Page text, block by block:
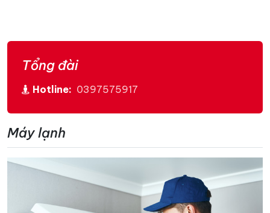
Tổng đài
Hotline: 0397575917
Máy lạnh